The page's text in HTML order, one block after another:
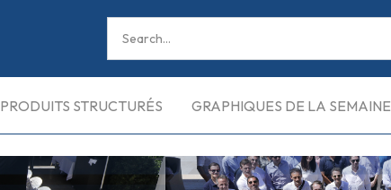
PRODUITS STRUCTURÉS GRAPHIQUES DE LA SEMAINE